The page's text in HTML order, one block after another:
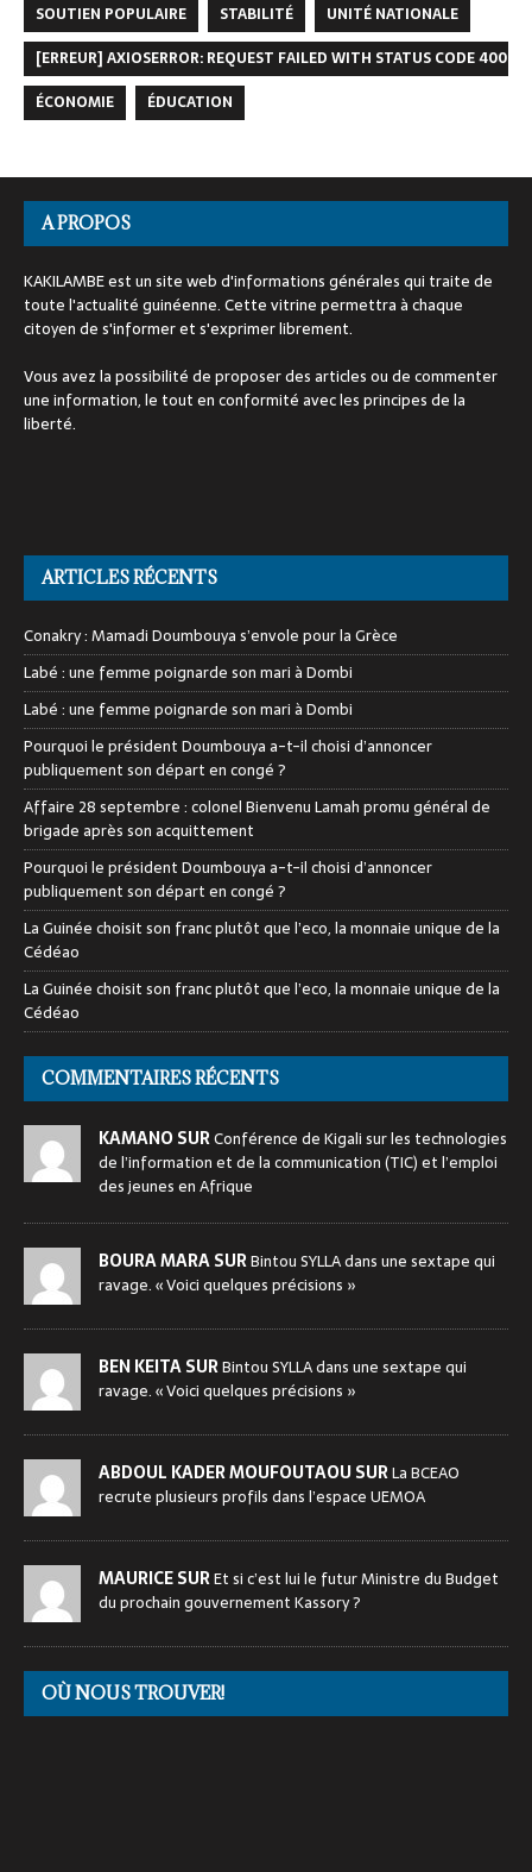
SOUTIEN POPULAIRE
STABILITÉ
UNITÉ NATIONALE
[ERREUR] AXIOSERROR: REQUEST FAILED WITH STATUS CODE 400
ÉCONOMIE
ÉDUCATION
A PROPOS
KAKILAMBE est un site web d'informations générales qui traite de
toute l'actualité guinéenne. Cette vitrine permettra à chaque
citoyen de s'informer et s'exprimer librement.
Vous avez la possibilité de proposer des articles ou de commenter
une information, le tout en conformité avec les principes de la
liberté.
ARTICLES RÉCENTS
Conakry : Mamadi Doumbouya s’envole pour la Grèce
Labé : une femme poignarde son mari à Dombi
Labé : une femme poignarde son mari à Dombi
Pourquoi le président Doumbouya a-t-il choisi d’annoncer
publiquement son départ en congé ?
Affaire 28 septembre : colonel Bienvenu Lamah promu général de
brigade après son acquittement
Pourquoi le président Doumbouya a-t-il choisi d’annoncer
publiquement son départ en congé ?
La Guinée choisit son franc plutôt que l’eco, la monnaie unique de la
Cédéao
La Guinée choisit son franc plutôt que l’eco, la monnaie unique de la
Cédéao
COMMENTAIRES RÉCENTS
KAMANO SURConférence de Kigali sur les technologies
de l’information et de la communication (TIC) et l’emploi
des jeunes en Afrique
BOURA MARA SURBintou SYLLA dans une sextape qui
ravage. « Voici quelques précisions »
BEN KEITA SURBintou SYLLA dans une sextape qui
ravage. « Voici quelques précisions »
ABDOUL KADER MOUFOUTAOU SURLa BCEAO
recrute plusieurs profils dans l’espace UEMOA
MAURICE SUREt si c’est lui le futur Ministre du Budget
du prochain gouvernement Kassory ?
OÙ NOUS TROUVER!